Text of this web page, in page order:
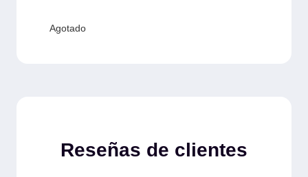
Agotado
Reseñas de clientes